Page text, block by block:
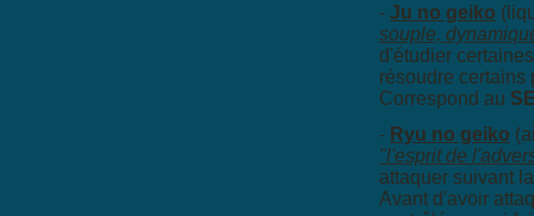
- Ju no geiko
souple,
d'étudier
résoudre certains
Correspond au
- Ryu no geiko
"l'esprit de
attaquer suivant
Avant d'avoir